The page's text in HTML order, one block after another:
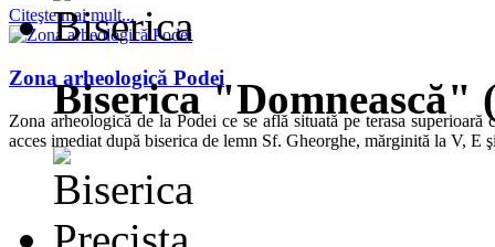
Citeşte mai mult...
Zona arheologică Podei
Zona arheologică de la Podei ce se află situată pe terasa
acces imediat după biserica de lemn Sf. Gheorghe, mărginită la V,
Biserica "Domnească"